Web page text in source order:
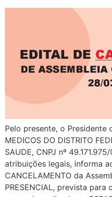
Pelo presente, o Presidente
MEDICOS DO DISTRITO
SAUDE, CNPJ nº
atribuições legais, informa
CANCELAMENTO da
PRESENCIAL, prevista